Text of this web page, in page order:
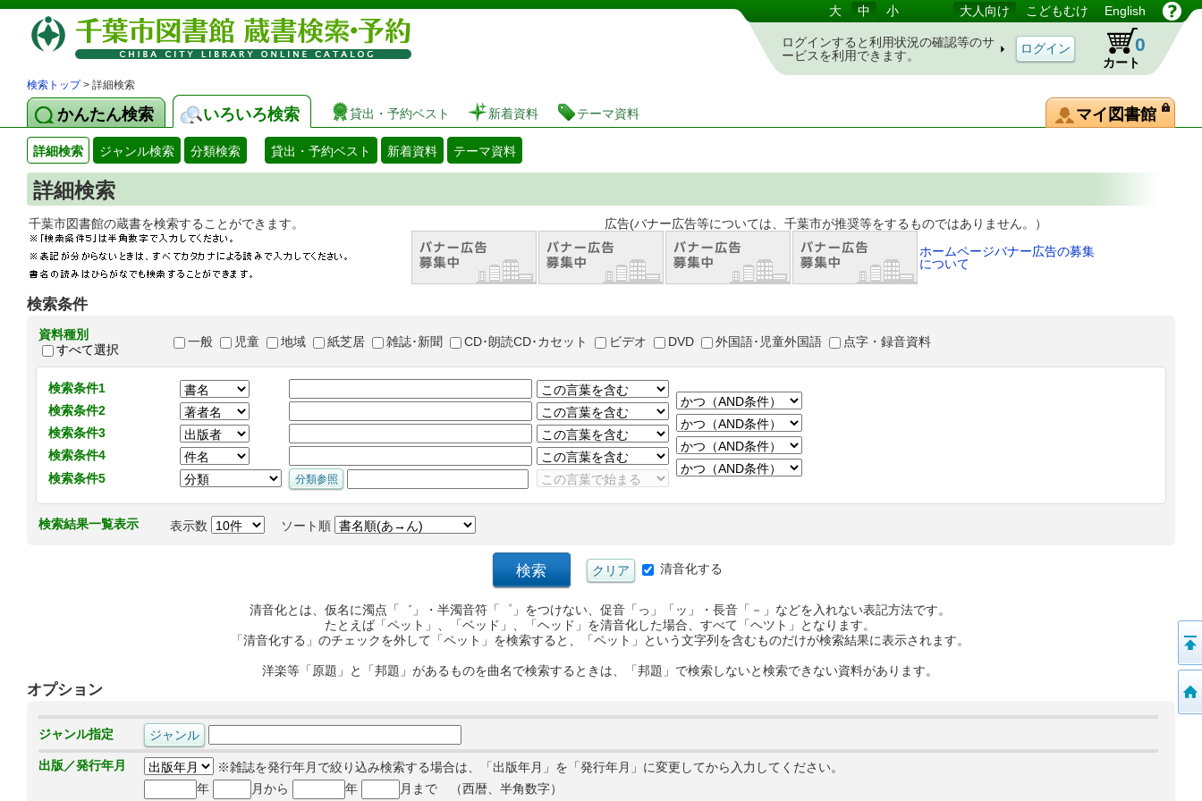
図書館 蔵書検索・予約システム 大 中 小 大人向け こどもむけ English
ログインすると利用状況の確認等のサ
ービスを利用できます。
カート
0
検索トップ> 詳細検索
かんたん検索 いろいろ検索 貸出・予約ベスト 新着資料 テーマ資料 マイ図書館
詳細検索 ジャンル検索 分類検索 貸出・予約ベスト 新着資料 テーマ資料
詳細検索
千葉市図書館の蔵書を検索することができます。 広告(バナー広告等については、千葉市が推奨等をするものではありません。）
ホームページバナー広告の募集
について
検索条件
資料種別
すべて選択
一般 児童 地域 紙芝居 雑誌･新聞 CD･朗読CD･カセット ビデオ DVD 外国語･児童外国語 点字・録音資料
検索条件1
検索条件2
検索条件3
検索条件4
検索条件5
検索結果一覧表示 表示数 ソート順
清音化する
清音化とは、仮名に濁点「゛」・半濁音符「゜」をつけない、促音「っ」「ッ」・長音「－」などを入れない表記方法です。
たとえば「ペット」、「ベッド」、「ヘッド」を清音化した場合、すべて「ヘツト」となります。
「清音化する」のチェックを外して「ペット」を検索すると、「ペット」という文字列を含むものだけが検索結果に表示されます。
洋楽等「原題」と「邦題」があるものを曲名で検索するときは、「邦題」で検索しないと検索できない資料があります。
オプション
ジャンル指定
出版／発行年月
※雑誌を発行年月で絞り込み検索する場合は、「出版年月」を「発行年月」に変更してから入力してください。
年
月から 年 月まで （西暦、半角数字）